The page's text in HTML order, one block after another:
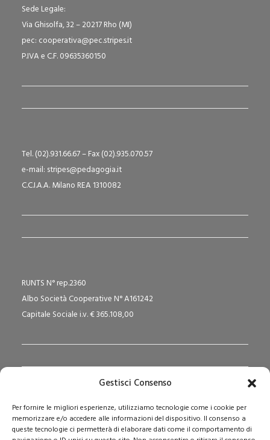
Gestisci Consenso
Per fornire le migliori esperienze, utilizziamo tecnologie come i cookie per
memorizzare e/o accedere alle informazioni del dispositivo. Il consenso a
queste tecnologie ci permetterà di elaborare dati come il comportamento di
Sede Legale:
Via Ghisolfa, 32 – 20217 Rho (MI)
pec: cooperativa@pec.stripes.it
P.IVA e C.F. 09635360150
Tel. (02).931.66.67 – Fax (02).935.070.57
e-mail: stripes@pedagogia.it
C.C.I.A.A. Milano REA 1310082
RUNTS N° rep.2360
Albo Società Cooperative N° A161242
Capitale Sociale i.v. € 365.108,00
Via San Domenico Savio, 6 – 20017 Rho (MI)
Reg. Tribunale: n. 187 del 29/03/97 | ISSN: 1593-2259